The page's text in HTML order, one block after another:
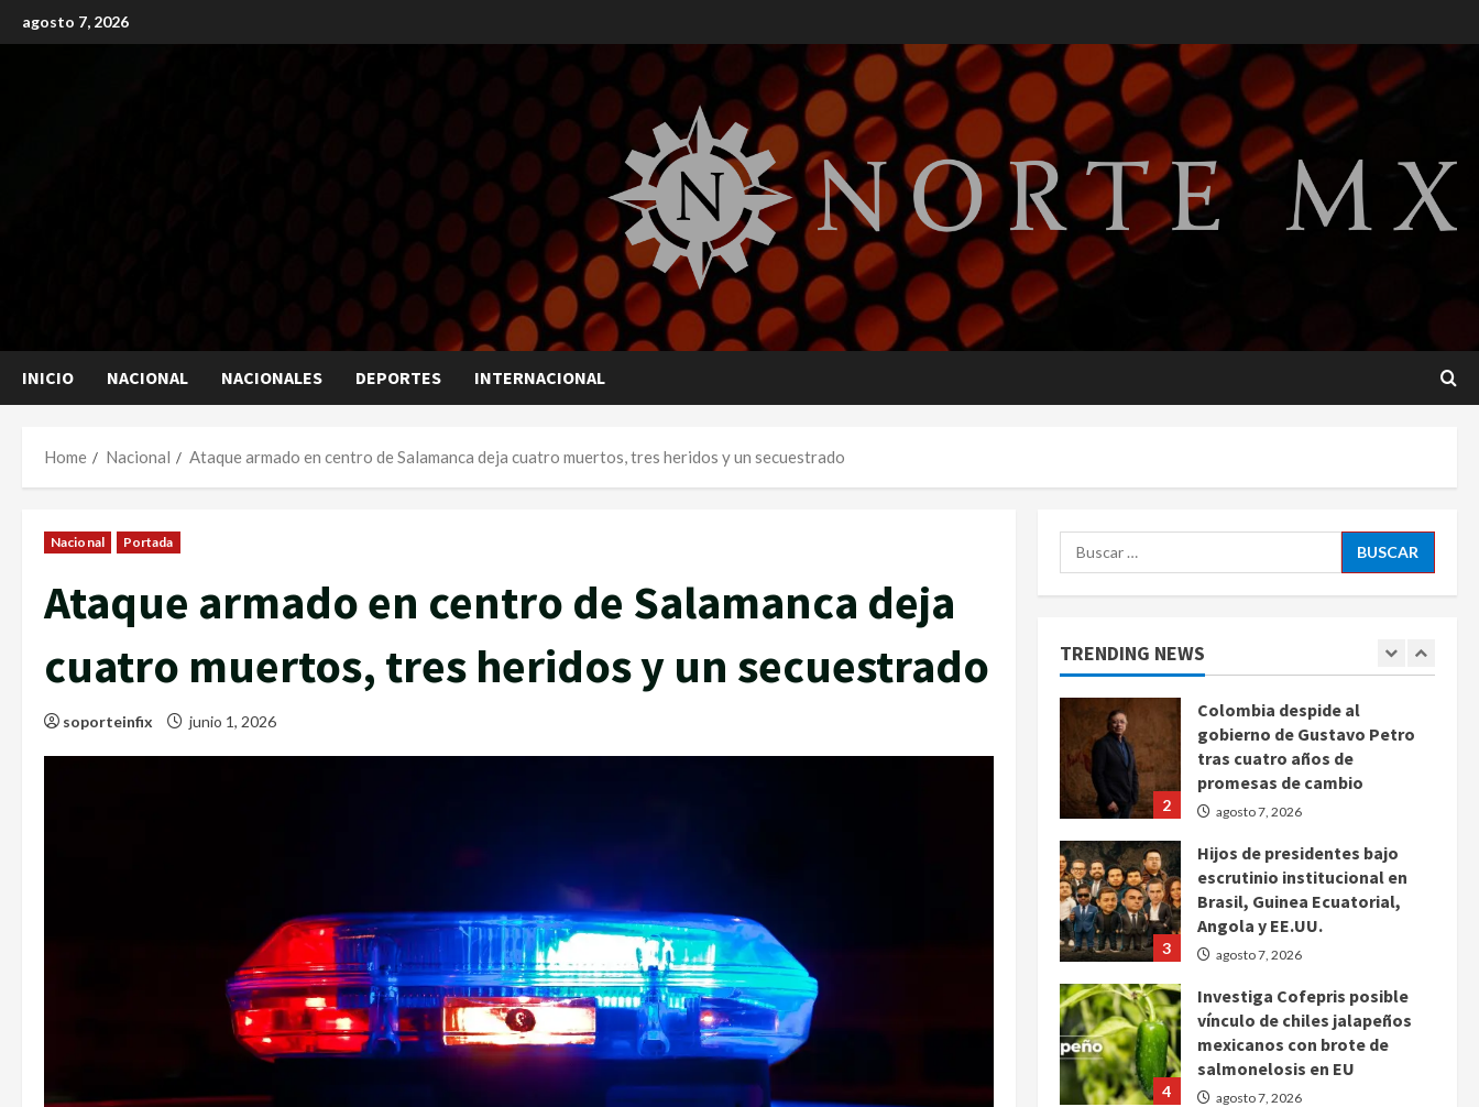
to
agosto 7, 2026
INICIO NACIONAL NACIONALES DEPORTES INTERNACIONAL
Home Nacional Ataque armado en centro de Salamanca deja cuatro muertos, tres heridos y un secuestrado
Nacional Portada
Ataque armado en centro de Salamanca deja
cuatro muertos, tres heridos y un secuestrado
soporteinfix junio 1, 2026
Buscar:
TRENDING NEWS
2
tras cuatro años de
promesas de cambio
agosto 7, 2026
3
Hijos de presidentes bajo
escrutinio institucional en
Brasil, Guinea Ecuatorial,
Angola y EE.UU.
salmonelosis en EU
1
horario y canal para ver el
2
Colombia despide al
gobierno de Gustavo Petro
tras cuatro años de
promesas de cambio
agosto 7, 2026
3
Hijos de presidentes bajo
escrutinio institucional en
Brasil, Guinea Ecuatorial,
Angola y EE.UU.
agosto 7, 2026
4
Investiga Cofepris posible
vínculo de chiles jalapeños
mexicanos con brote de
salmonelosis en EU
agosto 7, 2026